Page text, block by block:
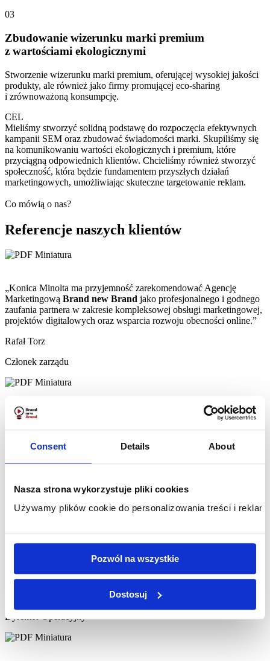
Consent Details About
Nasza strona wykorzystuje pliki cookies
Używamy plików cookie do personalizowania treści i
Pozwól na wszystkie
Dostosuj
03
Zbudowanie wizerunku marki premium
z wartościami ekologicznymi
Stworzenie wizerunku marki premium, oferującej wysokiej jakości
produkty, ale również jako firmy promującej eco-sharing
i zrównoważoną konsumpcję.
CEL
Mieliśmy stworzyć solidną podstawę do rozpoczęcia efektywnych
kampanii SEM oraz zbudować świadomości marki. Skupiliśmy się
na komunikowaniu wartości ekologicznych i premium, które
przyciągną odpowiednich klientów. Chcieliśmy również stworzyć
społeczność, która będzie fundamentem przyszłych działań
marketingowych, umożliwiając skuteczne targetowanie reklam.
Co mówią o nas?
Referencje naszych klientów
„Konica Minolta ma przyjemność zarekomendować Agencję
Marketingową Brand new Brand jako profesjonalnego i godnego
zaufania partnera w zakresie kompleksowej obsługi marketingowej,
projektów digitalowych oraz wsparcia rozwoju obecności online.”
Rafał Torz
Członek zarządu
„Z pełnym przekonaniem rekomendujemy Brand new Brand jako
„Jako ALSEVA Innowacje chcemy zarekomendować firmę Brand
new Brand Szymon Kozioł jako sprawdzonego i rzetelnego
dewelopera stron internetowych. Firma z powodzeniem
zaprojektowała i wykonała w 2021 roku dla nas firmową stronę
internetową.”
Dyrektor Operacyjny